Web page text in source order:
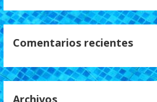
Comentarios recientes
Archivos